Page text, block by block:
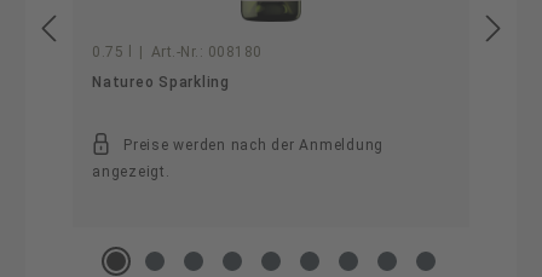
0.75 l Art.-Nr.: 008180
Natureo Sparkling
Preise werden nach der Anmeldung
angezeigt.